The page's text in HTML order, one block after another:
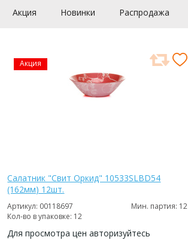
Акция Новинки Распродажа
Акция
Салатник "Свит Оркид" 10533SLBD54
(162мм) 12шт.
Артикул: 00118697
Мин. партия: 12
Кол-во в упаковке: 12
Для просмотра цен авторизуйтесь